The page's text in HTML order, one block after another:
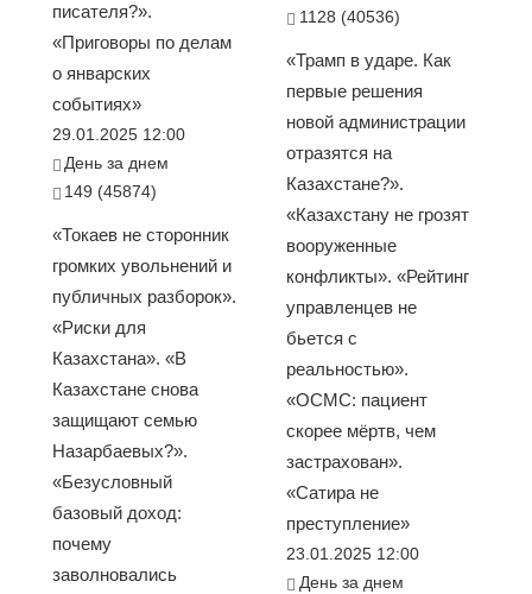
писателя?».
«Приговоры по делам
о январских
событиях»
29.01.2025 12:00
День за днем
149 (45874)
«Токаев не сторонник
громких увольнений и
публичных разборок».
«Риски для
Казахстана». «В
Казахстане снова
защищают семью
Назарбаевых?».
«Безусловный
базовый доход:
почему
заволновались
1128 (40536)
«Трамп в ударе. Как
первые решения
новой администрации
отразятся на
Казахстане?».
«Казахстану не грозят
вооруженные
конфликты». «Рейтинг
управленцев не
бьется с
реальностью».
«ОСМС: пациент
скорее мёртв, чем
застрахован».
«Сатира не
преступление»
23.01.2025 12:00
День за днем